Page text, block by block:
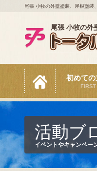
尾張 小牧の外壁塗装、屋根塗装
尾張 小牧の外
初めて
FIRST
活動ブ
イベントやキャンペー